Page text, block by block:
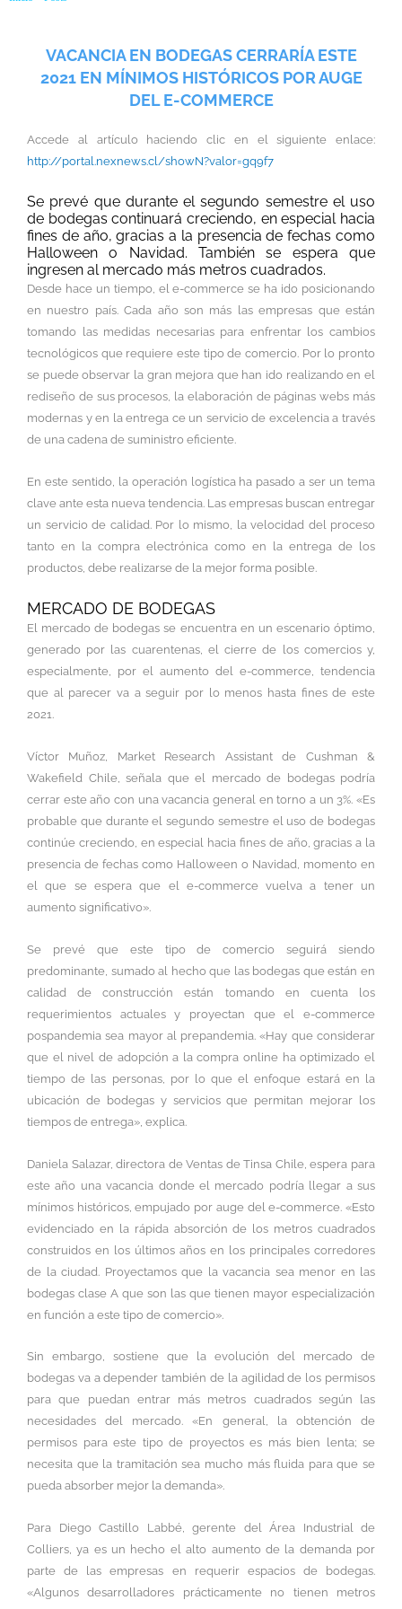
VACANCIA EN BODEGAS CERRARÍA ESTE
2021 EN MÍNIMOS HISTÓRICOS POR AUGE
DEL E-COMMERCE
Accede al artículo haciendo clic en el siguiente enlace:
http://portal.nexnews.cl/showN?valor=gq9f7
Se prevé que durante el segundo semestre el uso
de bodegas continuará creciendo, en especial hacia
fines de año, gracias a la presencia de fechas como
Halloween o Navidad. También se espera que
ingresen al mercado más metros cuadrados.
Desde hace un tiempo, el e-commerce se ha ido posicionando
en nuestro país. Cada año son más las empresas que están
tomando las medidas necesarias para enfrentar los cambios
tecnológicos que requiere este tipo de comercio. Por lo pronto
se puede observar la gran mejora que han ido realizando en el
rediseño de sus procesos, la elaboración de páginas webs más
modernas y en la entrega ce un servicio de excelencia a través
de una cadena de suministro eficiente.
En este sentido, la operación logística ha pasado a ser un tema
clave ante esta nueva tendencia. Las empresas buscan entregar
un servicio de calidad. Por lo mismo, la velocidad del proceso
tanto en la compra electrónica como en la entrega de los
productos, debe realizarse de la mejor forma posible.
MERCADO DE BODEGAS
El mercado de bodegas se encuentra en un escenario óptimo,
generado por las cuarentenas, el cierre de los comercios y,
especialmente, por el aumento del e-commerce, tendencia
que al parecer va a seguir por lo menos hasta fines de este
2021.
Víctor Muñoz, Market Research Assistant de Cushman &
Wakefield Chile, señala que el mercado de bodegas podría
cerrar este año con una vacancia general en torno a un 3%. «Es
probable que durante el segundo semestre el uso de bodegas
continúe creciendo, en especial hacia fines de año, gracias a la
presencia de fechas como Halloween o Navidad, momento en
el que se espera que el e-commerce vuelva a tener un
aumento significativo».
Se prevé que este tipo de comercio seguirá siendo
predominante, sumado al hecho que las bodegas que están en
calidad de construcción están tomando en cuenta los
requerimientos actuales y proyectan que el e-commerce
pospandemia sea mayor al prepandemia. «Hay que considerar
que el nivel de adopción a la compra online ha optimizado el
tiempo de las personas, por lo que el enfoque estará en la
ubicación de bodegas y servicios que permitan mejorar los
tiempos de entrega», explica.
Daniela Salazar, directora de Ventas de Tinsa Chile, espera para
este año una vacancia donde el mercado podría llegar a sus
mínimos históricos, empujado por auge del e-commerce. «Esto
evidenciado en la rápida absorción de los metros cuadrados
construidos en los últimos años en los principales corredores
de la ciudad. Proyectamos que la vacancia sea menor en las
bodegas clase A que son las que tienen mayor especialización
en función a este tipo de comercio».
Sin embargo, sostiene que la evolución del mercado de
bodegas va a depender también de la agilidad de los permisos
para que puedan entrar más metros cuadrados según las
necesidades del mercado. «En general, la obtención de
permisos para este tipo de proyectos es más bien lenta; se
necesita que la tramitación sea mucho más fluida para que se
pueda absorber mejor la demanda».
Para Diego Castillo Labbé, gerente del Área Industrial de
Colliers, ya es un hecho el alto aumento de la demanda por
parte de las empresas en requerir espacios de bodegas.
«Algunos desarrolladores prácticamente no tienen metros